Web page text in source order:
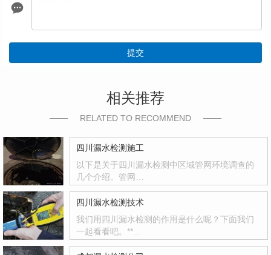
提交
相关推荐
RELATED TO RECOMMEND
四川漏水检测施工
以下是关于四川漏水检测中区域管网环境调查的
几个介绍。管网…
四川漏水检测技术
我们用四川漏水检测的作用是什么呢？下面我们
一起看看吧。**…